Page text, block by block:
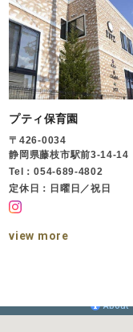
プティ保育園
〒426-0034
静岡県藤枝市駅前3-14-14
Tel：054-689-4802
定休日：日曜日／祝日
view more